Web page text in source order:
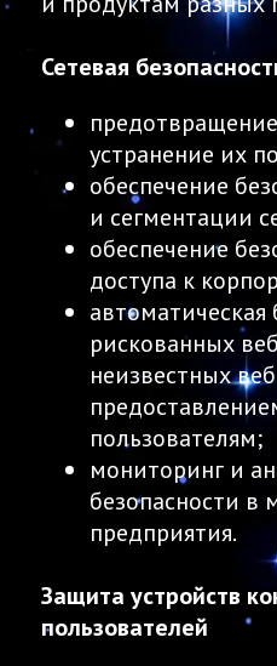
Сетевая
устранение их
обеспечение
и сегментации
обеспечение
доступа к
автоматическая
рискованных
неизвестных
пользователям;
мониторинг и
безопасности в
предприятия.
Защита устройств
пользователей